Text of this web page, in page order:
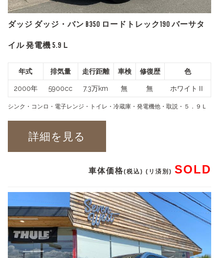
ダッジ ダッジ・バン B350 ロードトレック190 バーサタ
イル 発電機 5.9Ｌ
年式 排気量 走行距離 車検 修復歴 色
2000年 5900cc 7.3万km 無 無 ホワイトⅡ
シンク・コンロ・電子レンジ・トイレ・冷蔵庫・発電機他・取説・５．９Ｌ
詳細を見る
車体価格(税込) (リ済別)SOLD